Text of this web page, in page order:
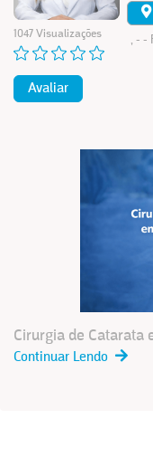
1047 Visualizações
Avaliar
, - -
Cirurgia de Catarata
Continuar Lendo